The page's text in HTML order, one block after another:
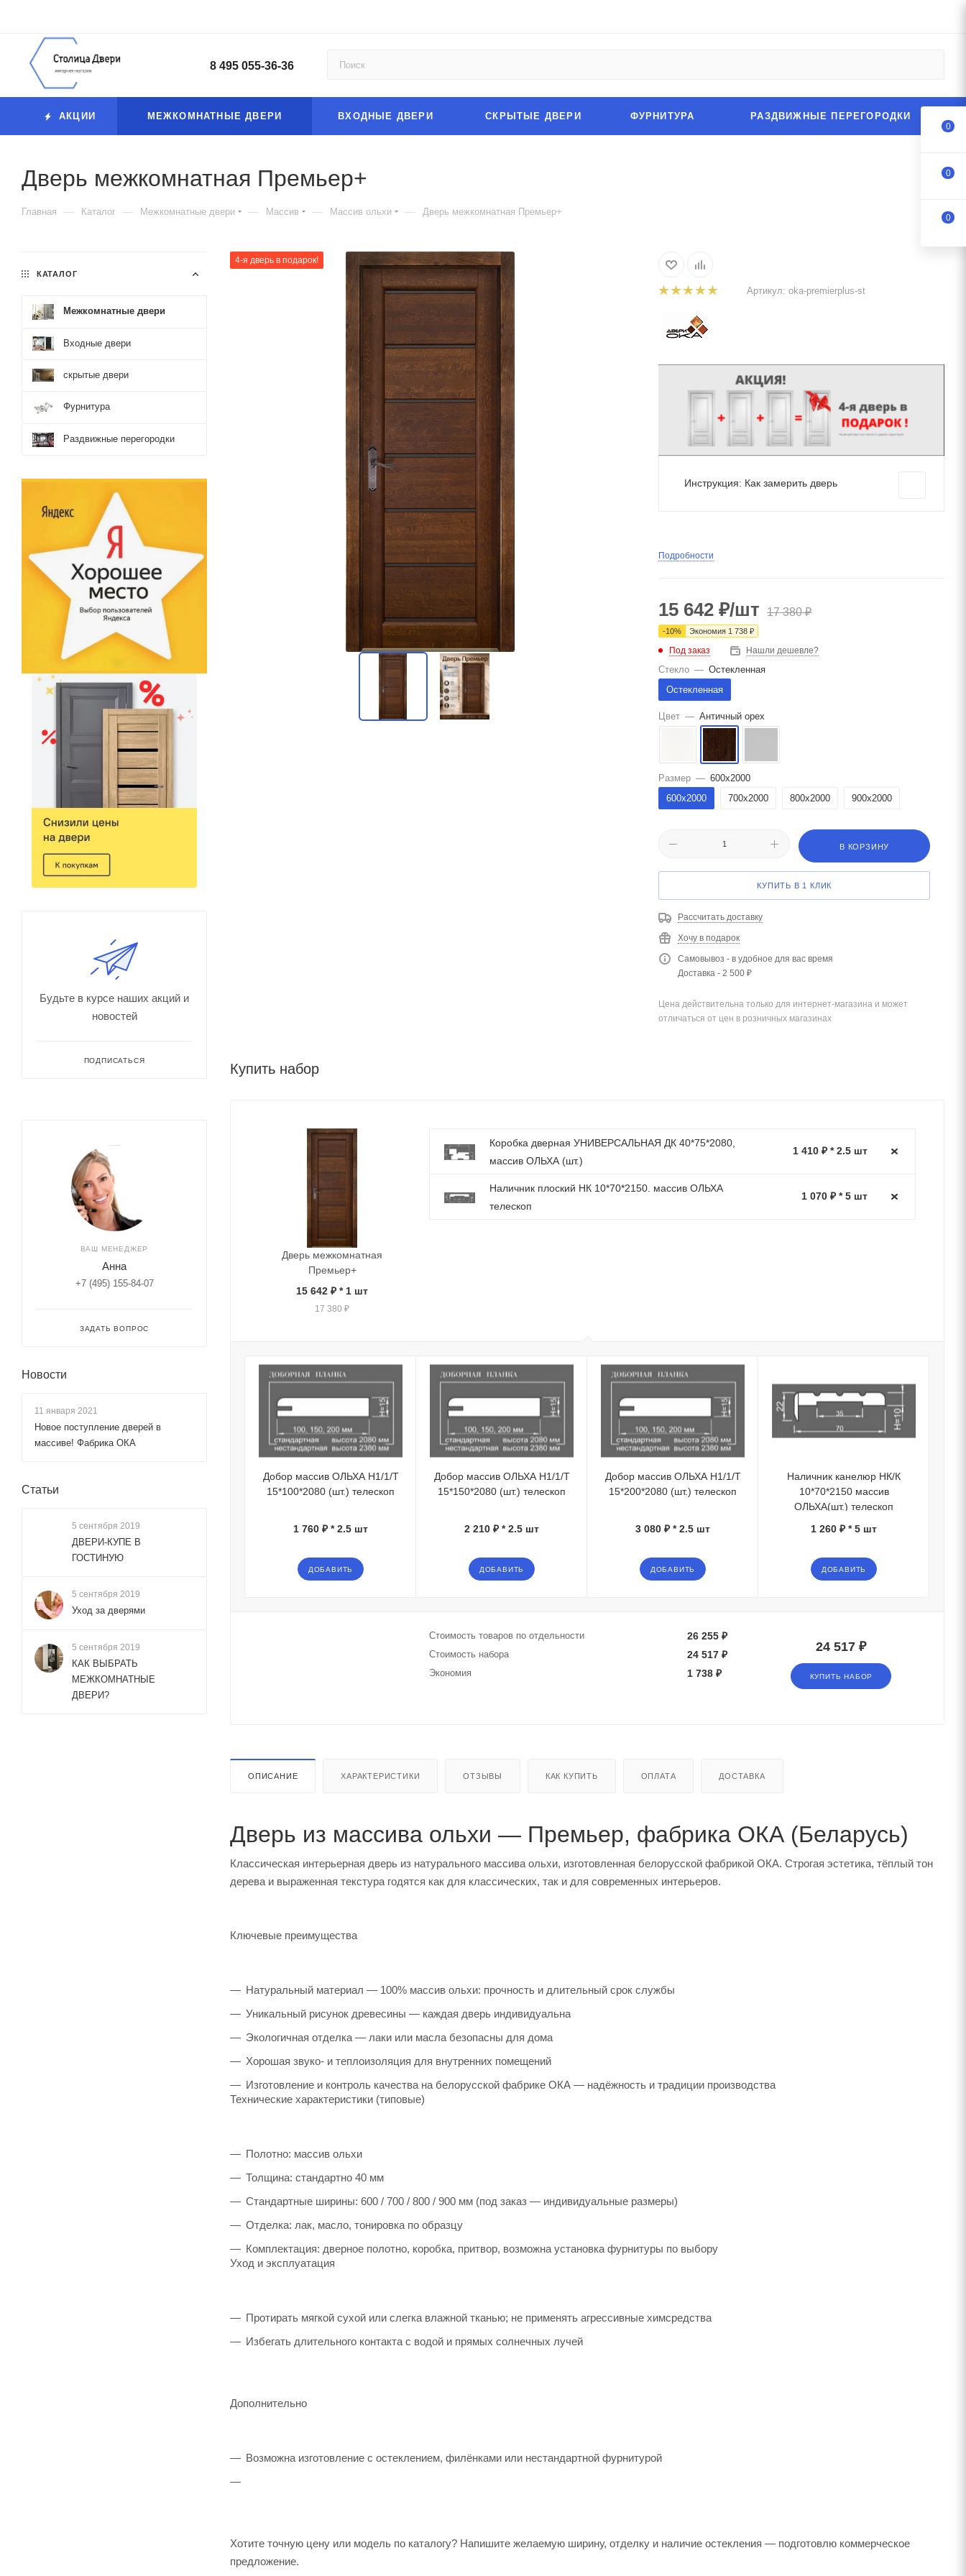
8 495 055-36-36
АКЦИИ МЕЖКОМНАТНЫЕ ДВЕРИ ВХОДНЫЕ ДВЕРИ СКРЫТЫЕ ДВЕРИ ФУРНИТУРА РАЗДВИЖНЫЕ ПЕРЕГОРОДКИ
Дверь межкомнатная Премьер+
Главная — Каталог — Межкомнатные двери — Массив — Массив ольхи — Дверь межкомнатная Премьер+
4-я дверь в подарок!
Артикул: oka-premierplus-st
Инструкция: Как замерить дверь
Подробности
15 642 ₽/шт 17 380₽
-10% Экономия 1 738 ₽
Под заказ Нашли дешевле?
Стекло — Остекленная
Остекленная
Цвет — Античный орех
Размер — 600x2000
600x2000
700x2000 800x2000 900x2000
В КОРЗИНУ
КУПИТЬ В 1 КЛИК
Рассчитать доставку
Хочу в подарок
Самовывоз - в удобное для вас время
Доставка - 2 500 ₽
Цена действительна только для интернет-магазина и может
отличаться от цен в розничных магазинах
Купить набор
Дверь межкомнатная
Премьер+
15 642 ₽ * 1 шт
17 380 ₽
Коробка дверная УНИВЕРСАЛЬНАЯ ДК 40*75*2080,
массив ОЛЬХА (шт.)
1 410 ₽ * 2.5 шт
Наличник плоский НК 10*70*2150. массив ОЛЬХА
телескоп
1 070 ₽ * 5 шт
Добор массив ОЛЬХА Н1/1/Т
15*100*2080 (шт.) телескоп
1 760 ₽ * 2.5 шт
ДОБАВИТЬ
Добор массив ОЛЬХА Н1/1/Т
15*150*2080 (шт.) телескоп
2 210 ₽ * 2.5 шт
ДОБАВИТЬ
Добор массив ОЛЬХА Н1/1/Т
15*200*2080 (шт.) телескоп
3 080 ₽ * 2.5 шт
ДОБАВИТЬ
Наличник канелюр НК/К
10*70*2150 массив
ОЛЬХА(шт.) телескоп
1 260 ₽ * 5 шт
ДОБАВИТЬ
Стоимость товаров по отдельности 26 255 ₽
Стоимость набора 24 517 ₽
Экономия 1 738 ₽
24 517 ₽
КУПИТЬ НАБОР
ОПИСАНИЕ ХАРАКТЕРИСТИКИ ОТЗЫВЫ КАК КУПИТЬ ОПЛАТА ДОСТАВКА
Дверь из массива ольхи — Премьер, фабрика ОКА (Беларусь)
Классическая интерьерная дверь из натурального массива ольхи, изготовленная белорусской фабрикой ОКА. Строгая эстетика, тёплый тон
дерева и выраженная текстура годятся как для классических, так и для современных интерьеров.
Ключевые преимущества
Натуральный материал — 100% массив ольхи: прочность и длительный срок службы
Уникальный рисунок древесины — каждая дверь индивидуальна
Экологичная отделка — лаки или масла безопасны для дома
Хорошая звуко- и теплоизоляция для внутренних помещений
Изготовление и контроль качества на белорусской фабрике ОКА — надёжность и традиции производства
Технические характеристики (типовые)
Полотно: массив ольхи
Толщина: стандартно 40 мм
Стандартные ширины: 600 / 700 / 800 / 900 мм (под заказ — индивидуальные размеры)
Отделка: лак, масло, тонировка по образцу
Комплектация: дверное полотно, коробка, притвор, возможна установка фурнитуры по выбору
Уход и эксплуатация
Протирать мягкой сухой или слегка влажной тканью; не применять агрессивные химсредства
Избегать длительного контакта с водой и прямых солнечных лучей
Дополнительно
Возможна изготовление с остеклением, филёнками или нестандартной фурнитурой
Хотите точную цену или модель по каталогу? Напишите желаемую ширину, отделку и наличие остекления — подготовлю коммерческое
предложение.
КАТАЛОГ
Межкомнатные двери
Входные двери
скрытые двери
Фурнитура
Раздвижные перегородки
Будьте в курсе наших акций и
новостей
ПОДПИСАТЬСЯ
ВАШ МЕНЕДЖЕР
Анна
+7 (495) 155-84-07
ЗАДАТЬ ВОПРОС
Новости
11 января 2021
Новое поступление дверей в
массиве! Фабрика ОКА
Статьи
5 сентября 2019
ДВЕРИ-КУПЕ В
ГОСТИНУЮ
5 сентября 2019
Уход за дверями
5 сентября 2019
КАК ВЫБРАТЬ
МЕЖКОМНАТНЫЕ
ДВЕРИ?
0
0
0